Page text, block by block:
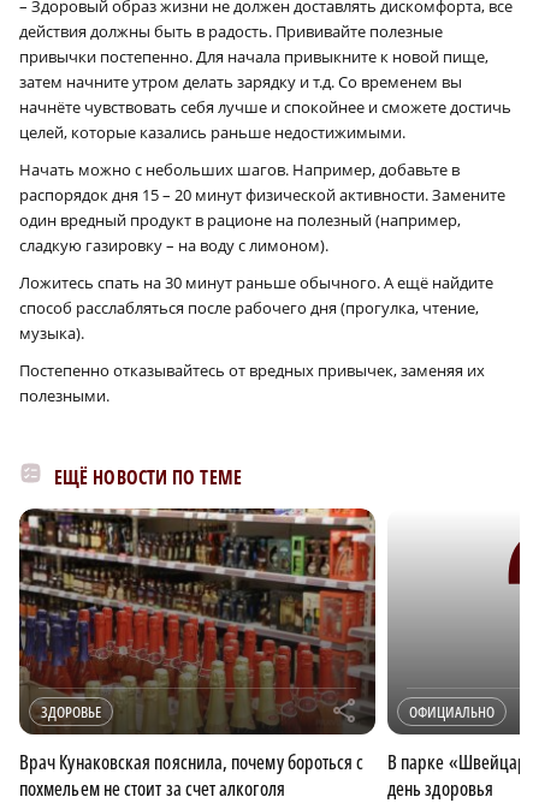
– Здоровый образ жизни не должен доставлять дискомфорта, все
действия должны быть в радость. Прививайте полезные
привычки постепенно. Для начала привыкните к новой пище,
затем начните утром делать зарядку и т.д. Со временем вы
начнёте чувствовать себя лучше и спокойнее и сможете достичь
целей, которые казались раньше недостижимыми.
Начать можно с небольших шагов. Например, добавьте в
распорядок дня 15 – 20 минут физической активности. Замените
один вредный продукт в рационе на полезный (например,
сладкую газировку – на воду с лимоном).
Ложитесь спать на 30 минут раньше обычного. А ещё найдите
способ расслабляться после рабочего дня (прогулка, чтение,
музыка).
Постепенно отказывайтесь от вредных привычек, заменяя их
полезными.
ЕЩЁ НОВОСТИ ПО ТЕМЕ
ЗДОРОВЬЕ r
Врач Кунаковская пояснила, почему бороться с
похмельем не стоит за счет алкоголя
ОФИЦИАЛЬНО
В парке
день здоровья